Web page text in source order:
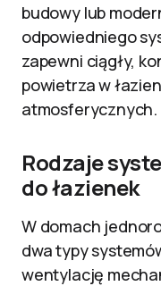
budowy lub
odpowiedniego
zapewni ciągły,
powietrza w
atmosferycznych.
Rodzaje
do łazienek
W domach
dwa typy
wentylację